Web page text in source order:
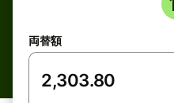
両替額